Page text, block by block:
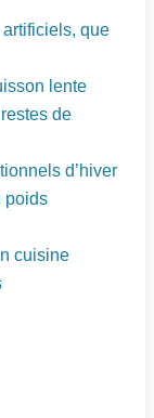
que
lente
de
d’hiver
poids
cuisine